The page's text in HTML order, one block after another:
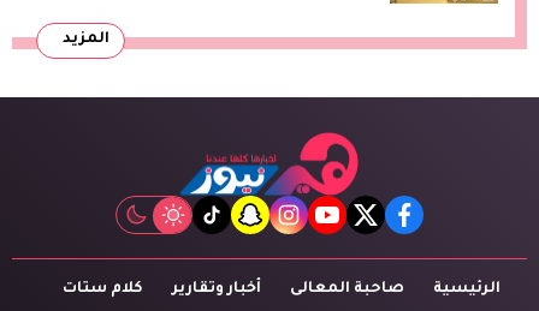
المزيد
facebook
twitter
youtube
instagram
snapchat
tiktok
الرئيسية صاحبة المعالى أخبار وتقارير كلام ستات